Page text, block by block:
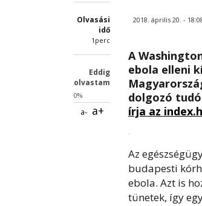
Olvasási
idő
1perc
Eddig
olvastam
0%
a- a+
2018. április 20. -
A
ebola elleni
dolgozó
írja az
Az
budapesti
ebola. Azt is
tünetek, így